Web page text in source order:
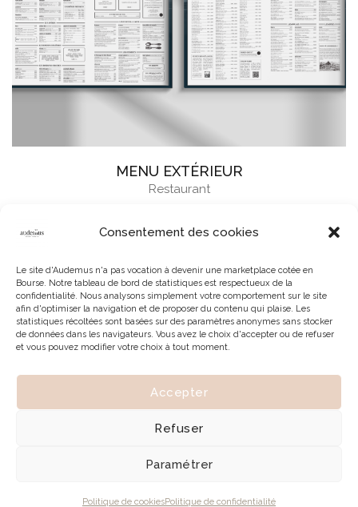
Consentement des cookies
Le site d'Audemus n'a pas vocation à devenir une marketplace cotée en
Bourse. Notre tableau de bord de statistiques est respectueux de la
confidentialité. Nous analysons simplement votre comportement sur le site
afin d'optimiser la navigation et de proposer du contenu qui plaise. Les
statistiques récoltées sont basées sur des paramètres anonymes sans stocker
de données dans les navigateurs. Vous avez le choix d'accepter ou de refuser
et vous pouvez modifier votre choix à tout moment.
Accepter
Refuser
Paramétrer
Politique de cookiesPolitique de confidentialité
MENU EXTÉRIEUR
Restaurant
© 2026 | Tous droits réservés à Audemus